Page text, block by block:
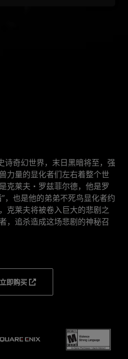
诗奇幻世界，末日黑暗将至，强
力量的显化者们左右着整个世
克莱夫・罗兹菲尔德，他是罗
，也是他的弟弟不死鸟显化者约
克莱夫将被卷入巨大的悲剧之
，追杀造成这场悲剧的神秘召
立即购买